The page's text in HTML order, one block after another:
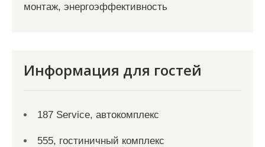
монтаж, энергоэффективность
Информация для гостей
187 Service, автокомплекс
555, гостиничный комплекс